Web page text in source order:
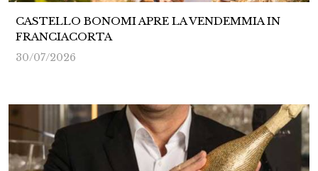
CASTELLO BONOMI APRE LA VENDEMMIA IN
FRANCIACORTA
30/07/2026